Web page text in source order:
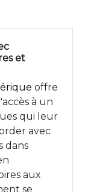
et
offre
à un
qui leur
avec
dans
aux
se